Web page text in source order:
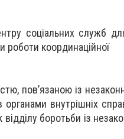
соціальних служб
роботи координаційної
пов’язаною із
внутрішніх
боротьби із